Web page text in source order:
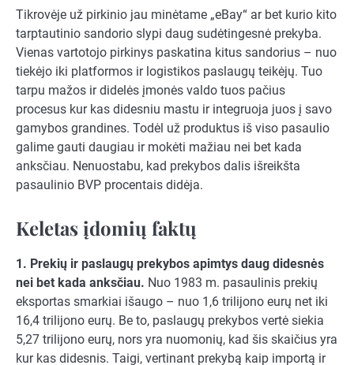
Tikrovėje už pirkinio jau minėtame „eBay“ ar bet kurio kito
tarptautinio sandorio slypi daug sudėtingesnė prekyba.
Vienas vartotojo pirkinys paskatina kitus sandorius – nuo
tiekėjo iki platformos ir logistikos paslaugų teikėjų. Tuo
tarpu mažos ir didelės įmonės valdo tuos pačius
procesus kur kas didesniu mastu ir integruoja juos į savo
gamybos grandines. Todėl už produktus iš viso pasaulio
galime gauti daugiau ir mokėti mažiau nei bet kada
anksčiau. Nenuostabu, kad prekybos dalis išreikšta
pasaulinio BVP procentais didėja.
Keletas įdomių faktų
1. Prekių ir paslaugų prekybos apimtys daug didesnės
nei bet kada anksčiau. Nuo 1983 m. pasaulinis prekių
eksportas smarkiai išaugo – nuo 1,6 trilijono eurų net iki
16,4 trilijono eurų. Be to, paslaugų prekybos vertė siekia
5,27 trilijono eurų, nors yra nuomonių, kad šis skaičius yra
kur kas didesnis. Taigi, vertinant prekybą kaip importą ir